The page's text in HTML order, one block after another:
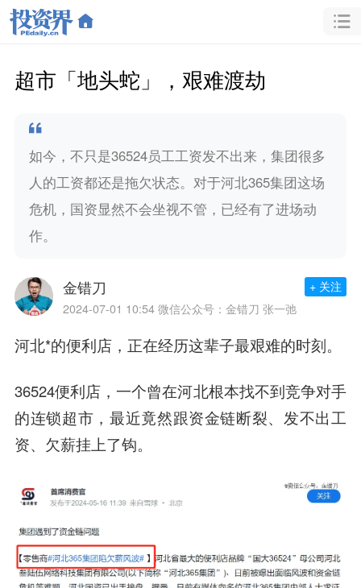
超市「地头蛇」，艰难渡劫
如今，不只是36524员工工资发不出来，集团很多
人的工资都还是拖欠状态。对于河北365集团这场
危机，国资显然不会坐视不管，已经有了进场动
作。
金错刀
2024-07-01 10:54 微信公众号：金错刀 张一弛
+ 关注
河北*的便利店，正在经历这辈子最艰难的时刻。
36524便利店，一个曾在河北根本找不到竞争对手
的连锁超市，最近竟然跟资金链断裂、发不出工
资、欠薪挂上了钩。